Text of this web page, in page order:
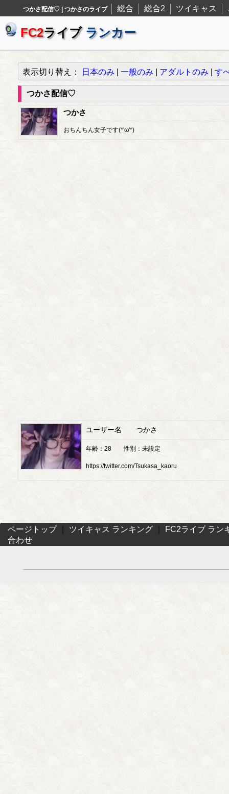
つかさ配信♡ | つかさのライブ 総合 総合2 ツイキャス
FC2ライブ ランカー
表示切り替え： 日本のみ 一般のみ アダルトのみ す
つかさ配信♡
つかさ
おちんちん女子です(*'ω'*)
ユーザー名 つかさ
年齢：28 性別：未設定
https://twitter.com/Tsukasa_kaoru
ページトップ｜ ツイキャス ランキング
FC2ライブ ラン
合わせ